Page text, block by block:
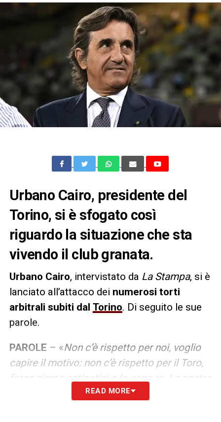
Urbano Cairo, presidente del
Torino, si è sfogato così
riguardo la situazione che sta
vivendo il club granata.
Urbano Cairo, intervistato da La Stampa, si è
lanciato all’attacco dei numerosi torti
arbitrali subiti dal Torino. Di seguito le sue
parole.
PAROLE – «Non c’è rispetto per noi, voglio
capire il motivo: non c’è rispetto per il Toro,
forse siamo antipatici o lo sono io. Le nostre
stagioni, così, si complicano perché è come
READ MORE